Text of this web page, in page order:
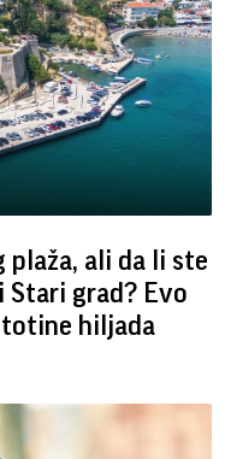
plaža, ali da li ste
grad? Evo
hiljada